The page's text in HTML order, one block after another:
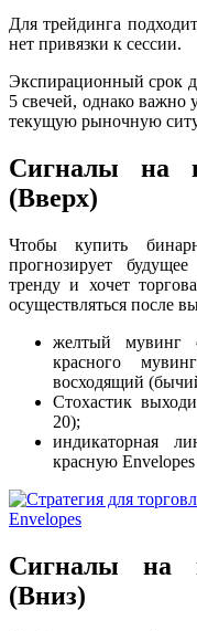
Для трейдинга
нет привязки к сессии.
Экспирационный срок
5 свечей, однако важно
текущую рыночную
Сигналы на
(Вверх)
Чтобы купить
прогнозирует
тренду и хочет
осуществляться после
желтый мувинг
красного
восходящий
Стохастик
20);
индикаторная
красную
Сигналы на
(Вниз)